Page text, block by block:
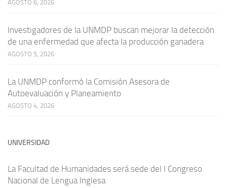
AGOSTO 6, 2026
Investigadores de la UNMDP buscan mejorar la detección
de una enfermedad que afecta la producción ganadera
AGOSTO 5, 2026
La UNMDP conformó la Comisión Asesora de
Autoevaluación y Planeamiento
AGOSTO 4, 2026
UNIVERSIDAD
La Facultad de Humanidades será sede del I Congreso
Nacional de Lengua Inglesa